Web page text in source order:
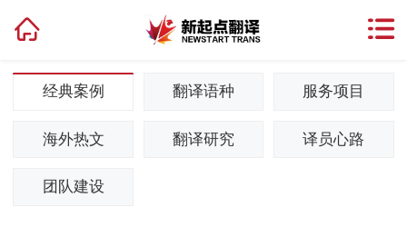
经典案例 翻译语种 服务项目
海外热文 翻译研究 译员心路
团队建设